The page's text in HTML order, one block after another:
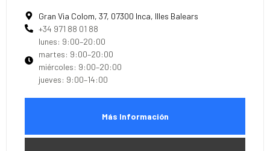
Gran Via Colom, 37, 07300 Inca, Illes Balears
+34 971 88 01 88
lunes: 9:00–20:00
martes: 9:00–20:00
miércoles: 9:00–20:00
jueves: 9:00–14:00
Más Información